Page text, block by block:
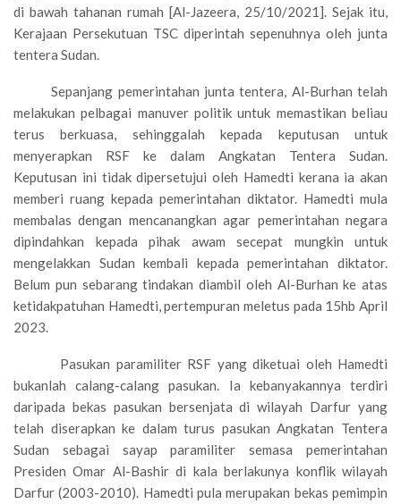
di bawah tahanan rumah [Al-Jazeera, 25/10/2021]. Sejak itu,
Kerajaan Persekutuan TSC diperintah sepenuhnya oleh junta
tentera Sudan.
Sepanjang pemerintahan junta tentera, Al-Burhan telah
melakukan pelbagai manuver politik untuk memastikan beliau
terus berkuasa, sehinggalah kepada keputusan untuk
menyerapkan RSF ke dalam Angkatan Tentera Sudan.
Keputusan ini tidak dipersetujui oleh Hamedti kerana ia akan
memberi ruang kepada pemerintahan diktator. Hamedti mula
membalas dengan mencanangkan agar pemerintahan negara
dipindahkan kepada pihak awam secepat mungkin untuk
mengelakkan Sudan kembali kepada pemerintahan diktator.
Belum pun sebarang tindakan diambil oleh Al-Burhan ke atas
ketidakpatuhan Hamedti, pertempuran meletus pada 15hb April
2023.
Pasukan paramiliter RSF yang diketuai oleh Hamedti
bukanlah calang-calang pasukan. Ia kebanyakannya terdiri
daripada bekas pasukan bersenjata di wilayah Darfur yang
telah diserapkan ke dalam turus pasukan Angkatan Tentera
Sudan sebagai sayap paramiliter semasa pemerintahan
Presiden Omar Al-Bashir di kala berlakunya konflik wilayah
Darfur (2003-2010). Hamedti pula merupakan bekas pemimpin